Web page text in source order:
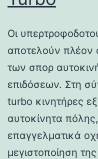
Οι
αποτελούν πλέον
των σπορ
επιδόσεων. Στη
turbo κινητήρες
αυτοκίνητα
επαγγελματικά
μεγιστοποίηση